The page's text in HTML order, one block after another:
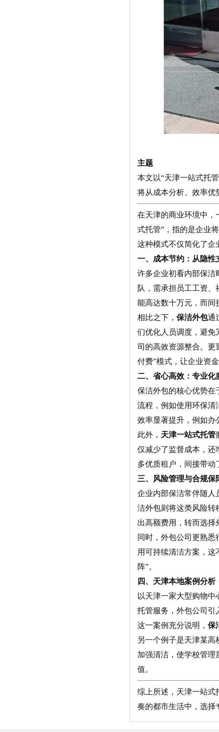
主题
本文以“天津一站式托
将从成本分析、效率优
在天津的商业环境中，
式托管”，指的是企业
这种模式不仅简化了企
一、成本节约：从隐性
许多企业初看内部保洁
队，需承担员工工资
能高达数十万元，而间
相比之下， 保洁外包通
们优化人员调度，避免
司的高效资源整合。更
付费”模式，让企业资
二、省心高效：专业化
保洁外包的核心优势在
流程，例如使用环保清
效率显著提升，例如办
此外， 天津一站式托管
仅减少了监督成本，还
多优质租户，间接带动
三、风险管理与合规保
企业内部保洁常伴随人
洁外包则将这类风险转
出高额费用，转而选
同时，外包公司更熟
用可持续清洁方案，
阵”。
四、天津本地案例分析
以天津一家大型购物
托管服务，外包公司引
这一案例充分说明， 保
另一个例子是天津某
加强清洁，使学校管理
值。
综上所述，天津一站式
奏的都市生活中，选择